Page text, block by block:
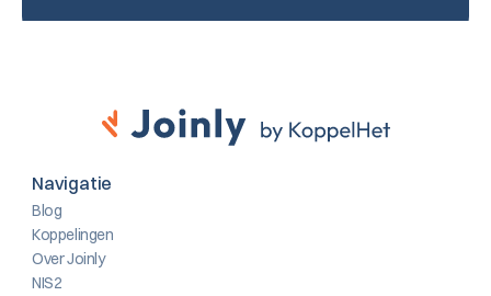
Navigatie
Blog
Koppelingen
Over Joinly
NIS2